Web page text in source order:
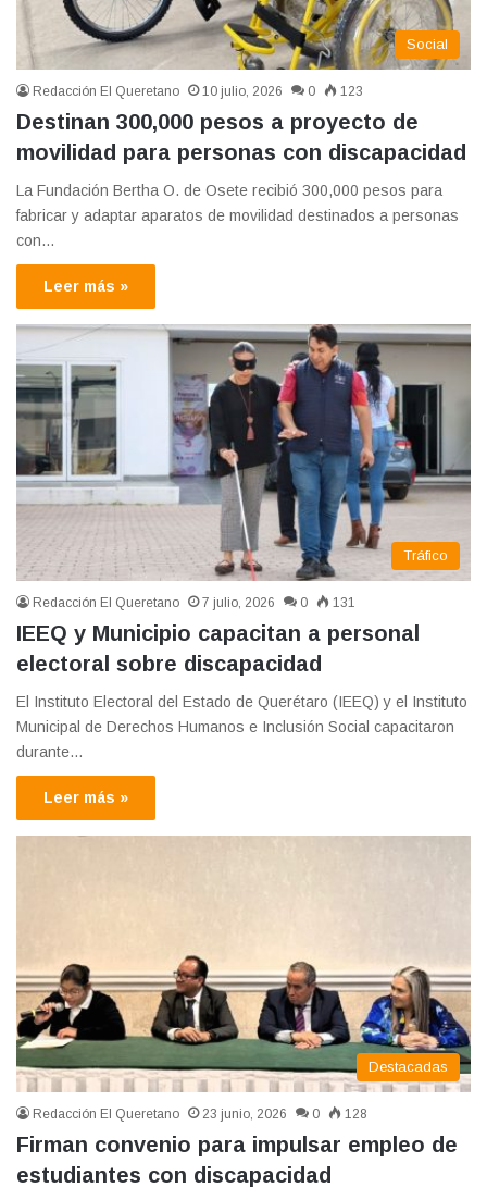
Social
Redacción El Queretano 10 julio, 2026 0 123
Destinan 300,000 pesos a proyecto de
movilidad para personas con discapacidad
La Fundación Bertha O. de Osete recibió 300,000 pesos para
fabricar y adaptar aparatos de movilidad destinados a personas
con…
Leer más »
Tráfico
Redacción El Queretano 7 julio, 2026 0 131
IEEQ y Municipio capacitan a personal
electoral sobre discapacidad
El Instituto Electoral del Estado de Querétaro (IEEQ) y el Instituto
Municipal de Derechos Humanos e Inclusión Social capacitaron
durante…
Leer más »
Destacadas
Redacción El Queretano 23 junio, 2026 0 128
Firman convenio para impulsar empleo de
estudiantes con discapacidad